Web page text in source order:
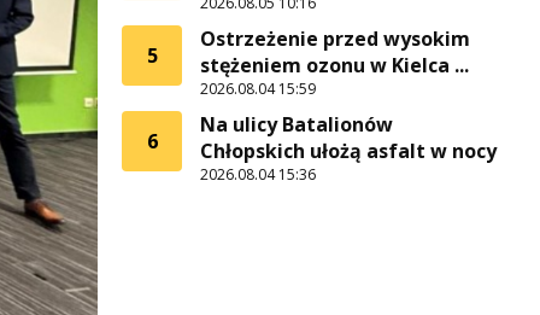
5
Ostrzeżenie przed wysokim
stężeniem ozonu w Kielca ...
2026.08.04 15:59
6
Na ulicy Batalionów
Chłopskich ułożą asfalt w nocy
2026.08.04 15:36